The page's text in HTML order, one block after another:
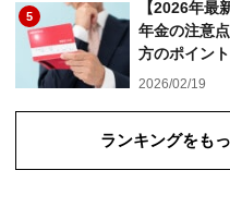
5
【2026年最
年金の注意
方のポイント
2026/02/19
ランキングをも